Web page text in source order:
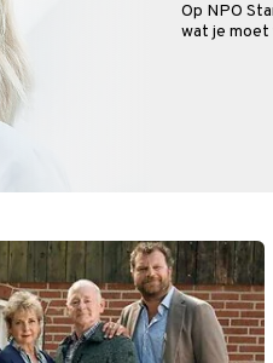
Op NPO
wat je moet